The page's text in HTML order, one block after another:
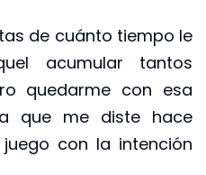
de cuánto tiempo le
acumular tantos
quedarme con esa
que me diste hace
con la intención